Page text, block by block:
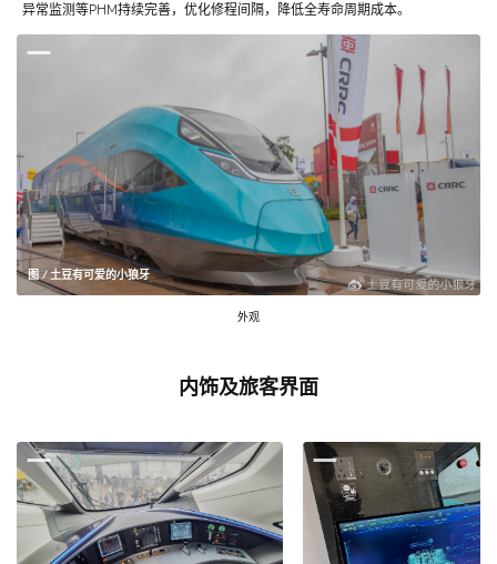
异常监测等PHM持续完善，优化修程间隔，降低全寿命周期成本。
图 / 土豆有可爱的小狼牙
外观
内饰及旅客界面